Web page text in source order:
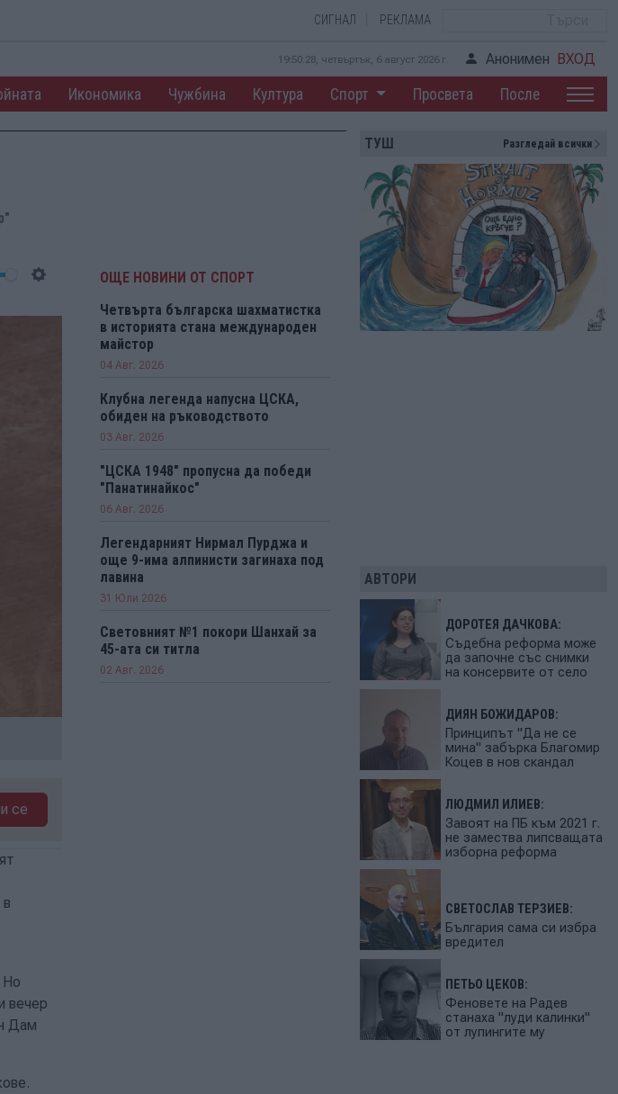
СИГНАЛ РЕКЛАМА
19:50:29, четвъртък, 6 август 2026 г. Анонимен ВХОД
Икономика Чужбина Култура Спорт Просвета После
се
Но
вечер
Дам
ОЩЕ НОВИНИ ОТ СПОРТ
Четвърта българска шахматистка
в историята стана международен
майстор
04 Авг. 2026
Клубна легенда напусна ЦСКА,
обиден на ръководството
03 Авг. 2026
"ЦСКА 1948" пропусна да победи
"Панатинайкос"
06 Авг. 2026
Легендарният Нирмал Пурджа и
още 9-има алпинисти загинаха под
лавина
31 Юли 2026
Световният №1 покори Шанхай за
45-ата си титла
02 Авг. 2026
ТУШ Разгледай всички
АВТОРИ
ДОРОТЕЯ ДАЧКОВА:
Съдебна реформа може
да започне със снимки
на консервите от село
ДИЯН БОЖИДАРОВ:
Принципът "Да не се
мина" забърка Благомир
Коцев в нов скандал
ЛЮДМИЛ ИЛИЕВ:
Завоят на ПБ към 2021 г.
не замества липсващата
изборна реформа
СВЕТОСЛАВ ТЕРЗИЕВ:
България сама си избра
вредител
ПЕТЬО ЦЕКОВ:
Феновете на Радев
станаха "луди калинки"
от лупингите му